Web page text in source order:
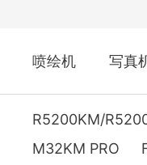
喷绘机 写真
R5200KM/
M32KM PRO